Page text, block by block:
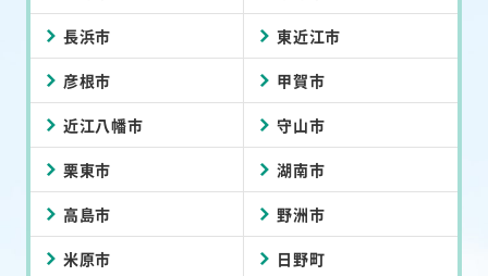
長浜市 東近江市
彦根市 甲賀市
近江八幡市 守山市
栗東市 湖南市
高島市 野洲市
米原市 日野町